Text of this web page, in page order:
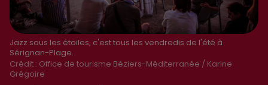
Jazz sous les étoiles, c'est tous les vendredis de l'été à
Sérignan-Plage.
Crédit : Office de tourisme Béziers-Méditerranée / Karine
Grégoire